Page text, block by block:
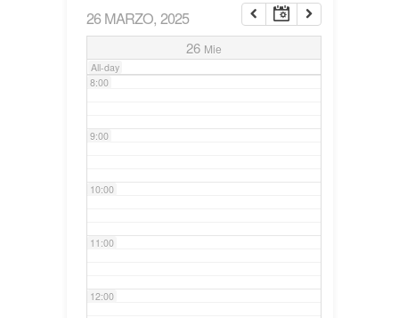
26 MARZO, 2025
26 Mie
All-day
7:00
8:00
9:00
10:00
11:00
12:00